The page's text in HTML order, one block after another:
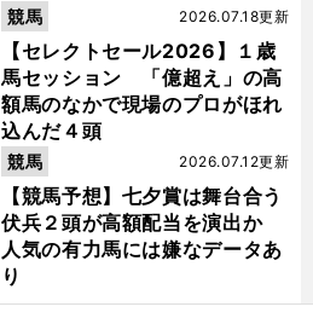
【セレクトセール2026】１歳
馬セッション 「億超え」の高
額馬のなかで現場のプロがほれ
込んだ４頭
2026.07.18更新
競馬
【競馬予想】七夕賞は舞台合う
伏兵２頭が高額配当を演出か
人気の有力馬には嫌なデータあ
り
2026.07.12更新
競馬